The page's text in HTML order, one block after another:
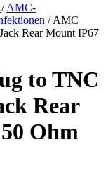
/ AMC-
/ AMC
Rear Mount IP67
to TNC
Rear
Ohm